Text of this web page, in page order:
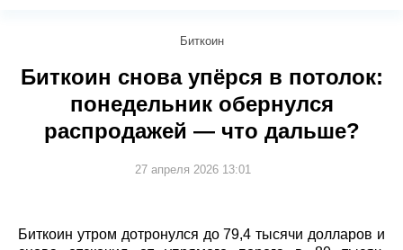
Биткоин
Биткоин снова упёрся в потолок:
понедельник обернулся
распродажей — что дальше?
27 апреля 2026 13:01
Биткоин утром дотронулся до 79,4 тысячи долларов и